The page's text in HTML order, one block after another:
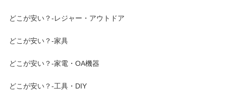
どこが安い？-レジャー・アウトドア
どこが安い？-家具
どこが安い？-家電・OA機器
どこが安い？-工具・DIY